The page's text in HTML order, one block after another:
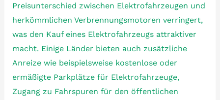
Preisunterschied zwischen Elektrofahrzeugen und
herkömmlichen Verbrennungsmotoren verringert,
was den Kauf eines Elektrofahrzeugs attraktiver
macht. Einige Länder bieten auch zusätzliche
Anreize wie beispielsweise kostenlose oder
ermäßigte Parkplätze für Elektrofahrzeuge,
Zugang zu Fahrspuren für den öffentlichen